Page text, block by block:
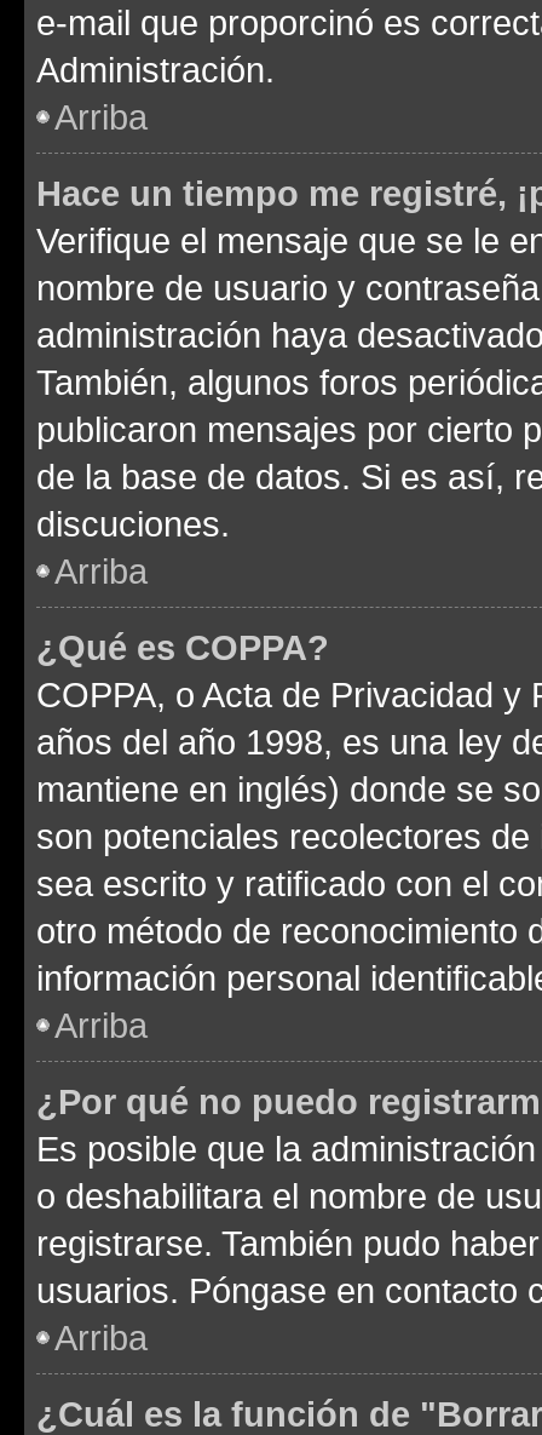
e-mail que proporcinó es
Administración.
Arriba
Hace un tiempo me registré,
Verifique el mensaje que se le
nombre de usuario y
administración haya
También, algunos foros
publicaron mensajes por cierto
de la base de datos. Si es así,
discuciones.
Arriba
¿Qué es COPPA?
COPPA, o Acta de Privacidad
años del año 1998, es una ley
mantiene en inglés) donde se
son potenciales recolectores
sea escrito y ratificado con el
otro método de reconocimiento
información personal
Arriba
¿Por qué no puedo
Es posible que la
o deshabilitara el nombre de
registrarse. También pudo
usuarios. Póngase en contacto
Arriba
¿Cuál es la función de